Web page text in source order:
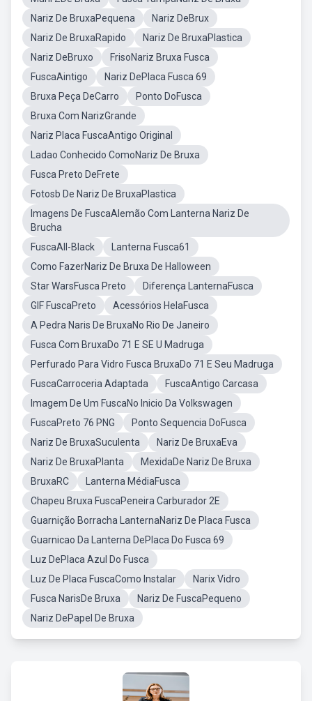
Nariz De BruxaPequena
Nariz DeBrux
Nariz De BruxaRapido
Nariz De BruxaPlastica
Nariz DeBruxo
FrisoNariz Bruxa Fusca
FuscaAintigo
Nariz DePlaca Fusca 69
Bruxa Peça DeCarro
Ponto DoFusca
Bruxa Com NarizGrande
Nariz Placa FuscaAntigo Original
Ladao Conhecido ComoNariz De Bruxa
Fusca Preto DeFrete
Fotosb De Nariz De BruxaPlastica
Imagens De FuscaAlemão Com Lanterna Nariz De
Brucha
FuscaAll-Black
Lanterna Fusca61
Como FazerNariz De Bruxa De Halloween
Star WarsFusca Preto
Diferença LanternaFusca
GIF FuscaPreto
Acessórios HelaFusca
A Pedra Naris De BruxaNo Rio De Janeiro
Fusca Com BruxaDo 71 E SE U Madruga
Perfurado Para Vidro Fusca BruxaDo 71 E Seu Madruga
FuscaCarroceria Adaptada
FuscaAntigo Carcasa
Imagem De Um FuscaNo Inicio Da Volkswagen
FuscaPreto 76 PNG
Ponto Sequencia DoFusca
Nariz De BruxaSuculenta
Nariz De BruxaEva
Nariz De BruxaPlanta
MexidaDe Nariz De Bruxa
BruxaRC
Lanterna MédiaFusca
Chapeu Bruxa FuscaPeneira Carburador 2E
Guarnição Borracha LanternaNariz De Placa Fusca
Guarnicao Da Lanterna DePlaca Do Fusca 69
Luz DePlaca Azul Do Fusca
Luz De Placa FuscaComo Instalar
Narix Vidro
Fusca NarisDe Bruxa
Nariz De FuscaPequeno
Nariz DePapel De Bruxa